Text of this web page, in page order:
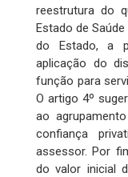
reestrutura do
Estado de
do Estado, a
aplicação do
função para
O artigo 4º
ao
confiança
assessor. Por
do valor inicial